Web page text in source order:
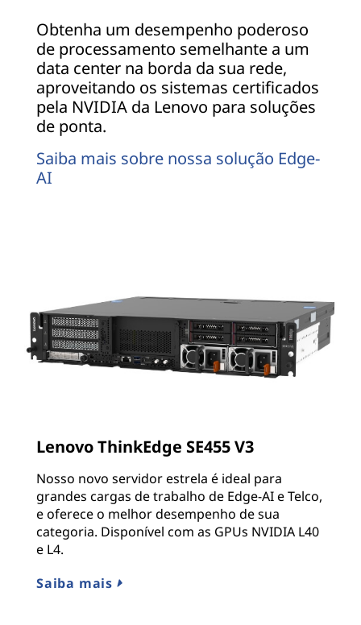
Obtenha um desempenho poderoso
de processamento semelhante a um
data center na borda da sua rede,
aproveitando os sistemas certificados
pela NVIDIA da Lenovo para soluções
de ponta.
Saiba mais sobre nossa solução Edge-
AI
Lenovo ThinkEdge SE455 V3
Nosso novo servidor estrela é ideal para
grandes cargas de trabalho de Edge-AI e Telco,
e oferece o melhor desempenho de sua
categoria. Disponível com as GPUs NVIDIA L40
e L4.
Saiba mais